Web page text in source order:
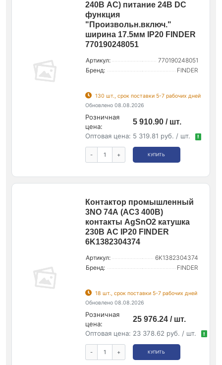
240В АС) питание 24В DC
функция
"Произвольн.включ."
ширина 17.5мм IP20 FINDER
770190248051
Артикул:
770190248051
Бренд:
FINDER
130 шт., срок поставки 5-7 рабочих дней
Обновлено 08.08.2026
Розничная
цена:
5 910.90 / шт.
Оптовая цена: 5 319.81 руб. / шт. !
- + КУПИТЬ
Контактор промышленный
3NO 74А (АС3 400В)
контакты AgSnO2 катушка
230В AС IP20 FINDER
6K1382304374
Артикул:
6K1382304374
Бренд:
FINDER
18 шт., срок поставки 5-7 рабочих дней
Обновлено 08.08.2026
Розничная
цена:
25 976.24 / шт.
Оптовая цена: 23 378.62 руб. / шт. !
- + КУПИТЬ